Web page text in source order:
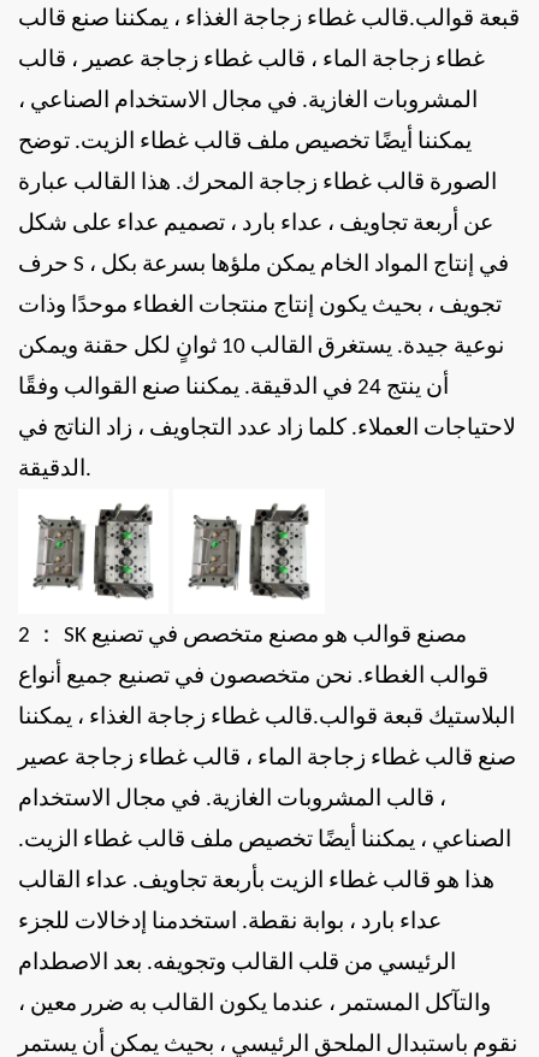
قبعة قوالب.قالب غطاء زجاجة الغذاء ، يمكننا صنع قالب
غطاء زجاجة الماء ، قالب غطاء زجاجة عصير ، قالب
المشروبات الغازية. في مجال الاستخدام الصناعي ،
يمكننا أيضًا تخصيص ملف قالب غطاء الزيت. توضح
الصورة قالب غطاء زجاجة المحرك. هذا القالب عبارة
عن أربعة تجاويف ، عداء بارد ، تصميم عداء على شكل
حرف S ، في إنتاج المواد الخام يمكن ملؤها بسرعة بكل
تجويف ، بحيث يكون إنتاج منتجات الغطاء موحدًا وذات
نوعية جيدة. يستغرق القالب 10 ثوانٍ لكل حقنة ويمكن
أن ينتج 24 في الدقيقة. يمكننا صنع القوالب وفقًا
لاحتياجات العملاء. كلما زاد عدد التجاويف ، زاد الناتج في
الدقيقة.
2 ： SK مصنع قوالب هو مصنع متخصص في تصنيع
قوالب الغطاء. نحن متخصصون في تصنيع جميع أنواع
البلاستيك قبعة قوالب.قالب غطاء زجاجة الغذاء ، يمكننا
صنع قالب غطاء زجاجة الماء ، قالب غطاء زجاجة عصير
، قالب المشروبات الغازية. في مجال الاستخدام
الصناعي ، يمكننا أيضًا تخصيص ملف قالب غطاء الزيت.
هذا هو قالب غطاء الزيت بأربعة تجاويف. عداء القالب
عداء بارد ، بوابة نقطة. استخدمنا إدخالات للجزء
الرئيسي من قلب القالب وتجويفه. بعد الاصطدام
والتآكل المستمر ، عندما يكون القالب به ضرر معين ،
نقوم باستبدال الملحق الرئيسي ، بحيث يمكن أن يستمر